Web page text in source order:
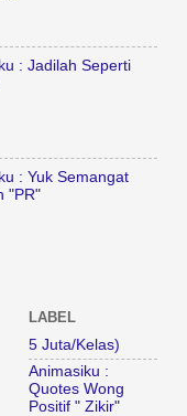
: Jadilah Seperti
: Yuk Semangat
"PR"
LABEL
5 Juta/Kelas)
Animasiku :
Quotes Wong
Positif " Zikir"